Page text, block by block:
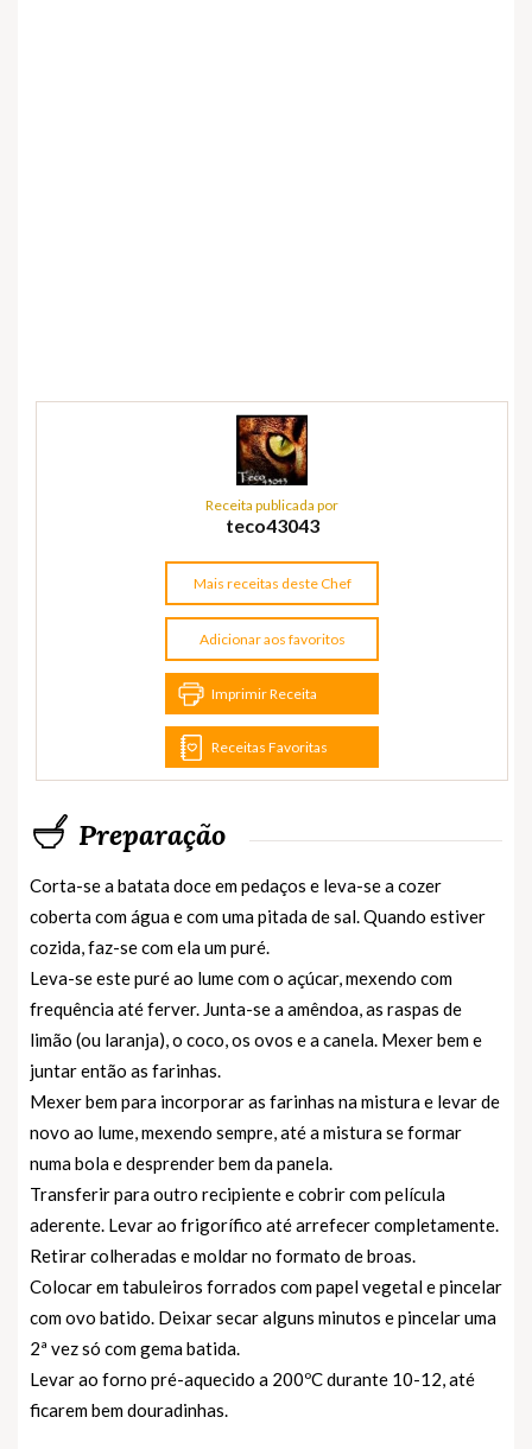
Receita publicada por
teco43043
Mais receitas deste Chef
Adicionar aos favoritos
Imprimir Receita
Receitas Favoritas
Preparação
Corta-se a batata doce em pedaços e leva-se a cozer
coberta com água e com uma pitada de sal. Quando estiver
cozida, faz-se com ela um puré.
Leva-se este puré ao lume com o açúcar, mexendo com
frequência até ferver. Junta-se a amêndoa, as raspas de
limão (ou laranja), o coco, os ovos e a canela. Mexer bem e
juntar então as farinhas.
Mexer bem para incorporar as farinhas na mistura e levar de
novo ao lume, mexendo sempre, até a mistura se formar
numa bola e desprender bem da panela.
Transferir para outro recipiente e cobrir com película
aderente. Levar ao frigorífico até arrefecer completamente.
Retirar colheradas e moldar no formato de broas.
Colocar em tabuleiros forrados com papel vegetal e pincelar
com ovo batido. Deixar secar alguns minutos e pincelar uma
2ª vez só com gema batida.
Levar ao forno pré-aquecido a 200ºC durante 10-12, até
ficarem bem douradinhas.